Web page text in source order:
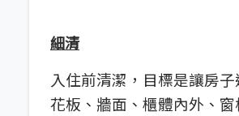
細清
入住前清潔，目標是讓房
花板、牆面、櫃體內外、